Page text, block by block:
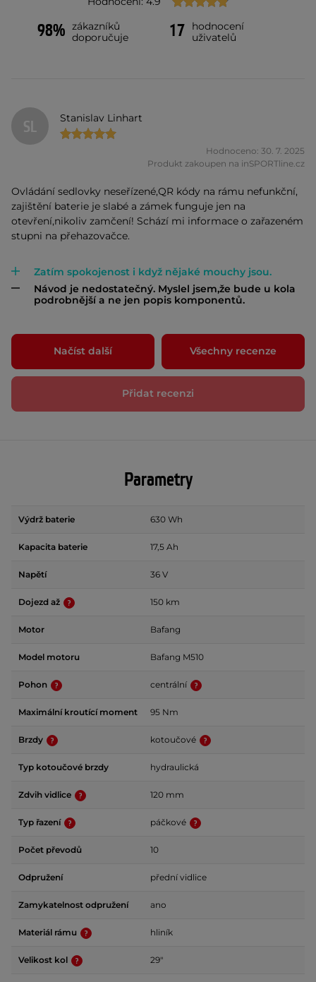
98% zákazníků
doporučuje
17
hodnocení
uživatelů
SL Stanislav Linhart
Hodnoceno: 30. 7. 2025
Produkt zakoupen na inSPORTline.cz
Ovládání sedlovky neseřízené,QR kódy na rámu nefunkční,
zajištění baterie je slabé a zámek funguje jen na
otevření,nikoliv zamčení! Schází mi informace o zařazeném
stupni na přehazovačce.
Zatím spokojenost i když nějaké mouchy jsou.
Návod je nedostatečný. Myslel jsem,že bude u kola
podrobnější a ne jen popis komponentů.
Načíst další Všechny recenze
Přidat recenzi
Parametry
Výdrž baterie 630 Wh
Kapacita baterie 17,5 Ah
Napětí 36 V
Dojezd až 150 km
Motor Bafang
Model motoru Bafang M510
Pohon centrální
Maximální kroutící moment 95 Nm
Brzdy kotoučové
Typ kotoučové brzdy hydraulická
Zdvih vidlice 120 mm
Typ řazení páčkové
Počet převodů 10
Odpružení přední vidlice
Zamykatelnost odpružení ano
Materiál rámu hliník
Velikost kol 29"